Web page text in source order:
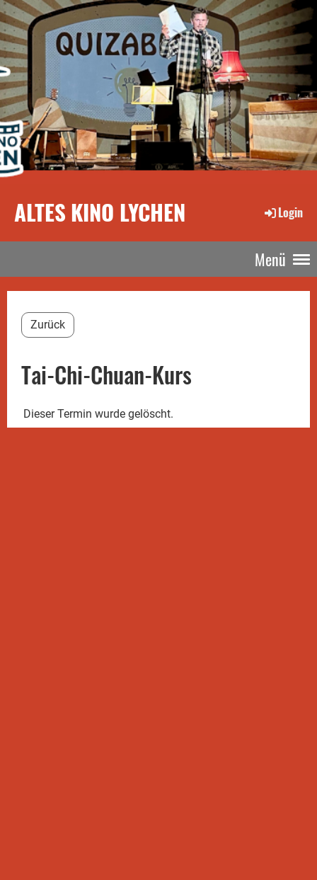
ALTES KINO LYCHEN Login
Menü
Zurück
Tai-Chi-Chuan-Kurs
Dieser Termin wurde gelöscht.